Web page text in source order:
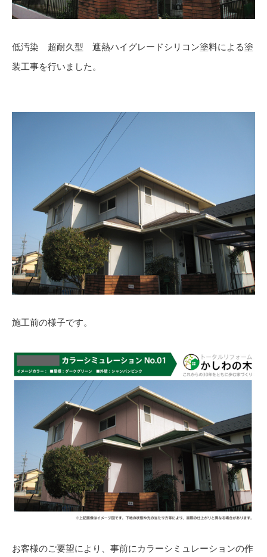
低汚染 超耐久型 遮熱ハイグレードシリコン塗料による塗
装工事を行いました。
施工前の様子です。
お客様のご要望により、事前にカラーシミュレーションの作